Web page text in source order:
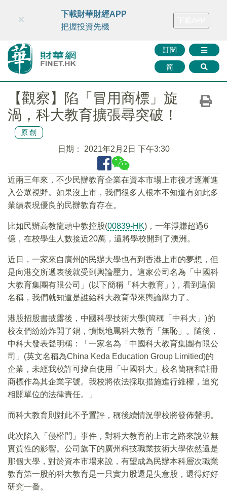
財華智庫網 FINTV FINMETA 財華證券 媒體矩陣
訂閱
简
×
下載財華財經APP
把握投資先機
【觀察】陷「冒用商標」旋
渦，科大教育擴張尋突破！
原創
日期： 2021年2月2日 下午3:30
近兩三年來，不少民辦教育企業在資本市場上市後才逐漸進
入公眾視野。如果沒上市，我們很多人根本不知道有如此多
業績表現優良的民辦教育存在。
比如民辦高教龍頭中教控股(00839-HK)，一年淨賺超過6
億，在校學生人數接近20萬，還將學校開到了澳洲。
近日，一家來自廣州的民辦大學也有到香港上市的夢想，但
是向港交所遞表後就受到輿論壓力。這家公司名為「中國科
大教育集團有限公司」(以下簡稱「科大教育」)，看到這個
名稱，我們就知道是誰給科大教育帶來輿論壓力了。
港股招股書披露後，中國科學技術大學(簡稱「中科大」)的
校友們紛紛炸開了鍋，憤慨地罵科大教育「無恥」。隨後，
中科大發表聲明稱：「一家名為「中國科大教育集團有限公
司」(英文名稱為China Keda Education Group Limitied)的
企業，未經我校許可擅自使用「中國科大」校名簡稱和註冊
商標作為其企業字號。我校將依法採取措施進行維權，追究
相關單位的法律責任。」
而科大教育則對此不予置評，稱後續情況學校將發佈聲明。
此次陷入「侵權門」事件，對科大教育的上市之路來說並無
實質性的影響。公司旗下的廣州科技職業技術大學依然還是
那個大學，對於資本市場來說，有望成為民辦本科層次職業
教育第一股的科大教育是一只實力股還是失意股，還得好好
研究一番。